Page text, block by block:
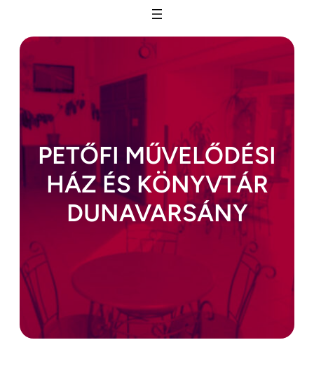
tartalomhoz
PETŐFI MŰVELŐDÉSI
HÁZ ÉS KÖNYVTÁR
DUNAVARSÁNY